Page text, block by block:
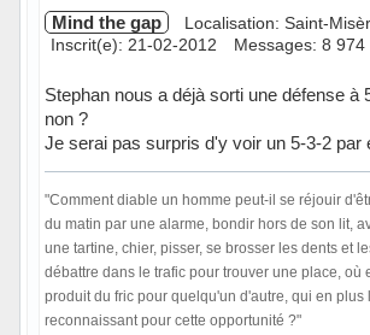
Mind the gap
Localisation: Saint-
Inscrit(e): 21-02-2012
Messages: 8 974
Stephan nous a déjà sorti une défense à
non ?
Je serai pas surpris d'y voir un 5-3-2 par
"Comment diable un homme peut-il se réjouir
du matin par une alarme, bondir hors de son lit,
une tartine, chier, pisser, se brosser les dents et
débattre dans le trafic pour trouver une place, où
produit du fric pour quelqu'un d'autre, qui en plus
reconnaissant pour cette opportunité ?"